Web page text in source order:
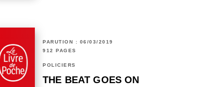
PARUTION : 06/03/2019
912 PAGES
POLICIERS
THE BEAT GOES ON